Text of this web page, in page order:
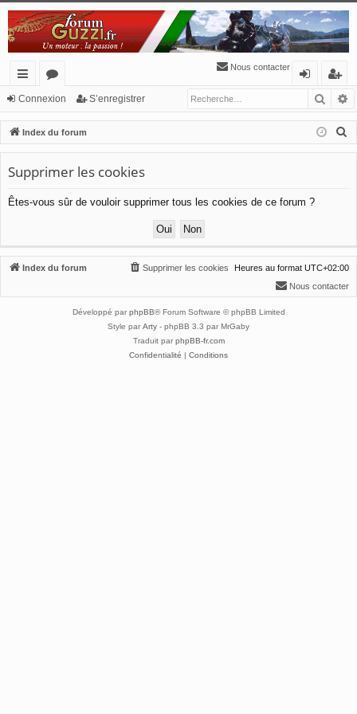
cc
ès
ra
pi
de
or
u
m
s
Nous contacter
n
ne
o
’e
nr
eg
Connexion S’enregistrer
Index du forum
h
e
Supprimer les cookies
Êtes-vous sûr de vouloir supprimer tous les cookies de ce forum ?
Index du forum Heures au format UTC+02:00
Supprimer les cookies
Nous contacter
Développé par phpBB® Forum Software © phpBB Limited
Style par Arty - phpBB 3.3 par MrGaby
Traduit par phpBB-fr.com
Confidentialité
Conditions